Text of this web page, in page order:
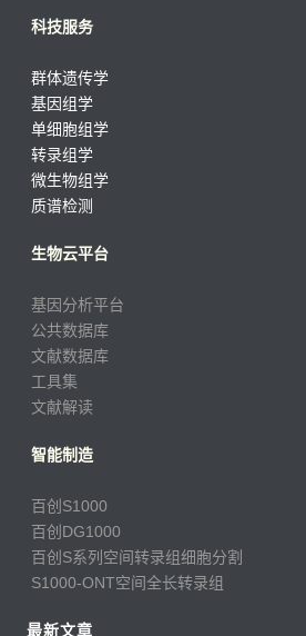
科技服务
群体遗传学
基因组学
单细胞组学
转录组学
微生物组学
质谱检测
生物云平台
基因分析平台
公共数据库
文献数据库
工具集
文献解读
智能制造
百创S1000
百创DG1000
百创S系列空间转录组细胞分割
S1000-ONT空间全长转录组
最新文章